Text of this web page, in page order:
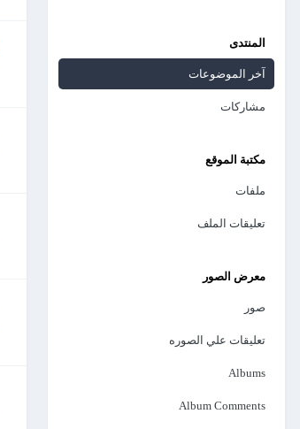
المنتدى
آخر الموضوعات
مشاركات
مكتبة الموقع
ملفات
تعليقات الملف
معرض الصور
صور
تعليقات علي الصوره
Albums
Album Comments